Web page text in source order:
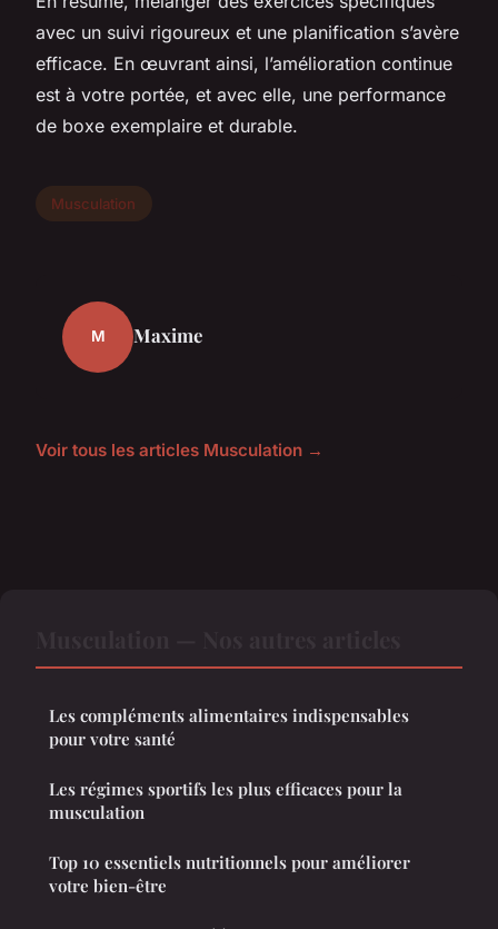
avec un suivi rigoureux et une planification s’avère
efficace. En œuvrant ainsi, l’amélioration continue
est à votre portée, et avec elle, une performance
de boxe exemplaire et durable.
Musculation
M Maxime
Voir tous les articles Musculation →
Les compléments alimentaires indispensables
pour votre santé
Les régimes sportifs les plus efficaces pour la
musculation
Top 10 essentiels nutritionnels pour améliorer
votre bien-être